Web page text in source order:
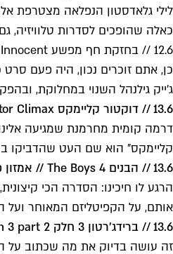
כאלה שהופכים לסדרות
12.6 // בחזקת חף מפשע Presumed Innocent // אפל TV+
ג'ייק גילנהל השנוי במחלוקת,
13.6 // דוקטור קליימקס Doctor Climax // נטפליקס
קליימקס" הוא שם העט שהדביקו
13.6 // הבנים 4 The Boys // אמזון פריים
הרגע לו חיכינו: הסדרה הכי
אותם, על הקפיטליזם המאוחר ועל
13.6 // ברידג'רטון 3 חלק 2 Bridgerton 3 part // נטפליקס